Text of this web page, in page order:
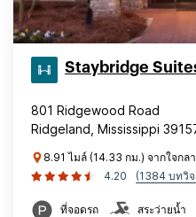
Staybridge
801 Ridgewood Road
Ridgeland, Mississippi
8.91 ไมล์ (14.33 กม.) จากใจกล
4.20
(1384 บทวิ
ที่จอดรถ สระว่ายน้ำ